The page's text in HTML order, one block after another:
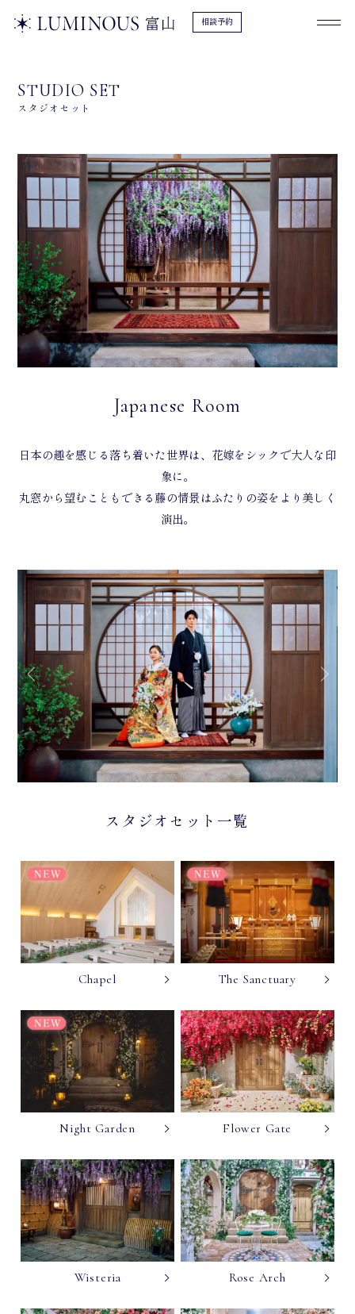
相談予約
STUDIO SET
スタジオセット
Japanese Room
日本の趣を感じる落ち着いた世界は、花嫁をシックで大人な印
象に。
丸窓から望むこともできる藤の情景はふたりの姿をより美しく
演出。
スタジオセット一覧
Chapel The Sanctuary
Night Garden Flower Gate
Wisteria Rose Arch